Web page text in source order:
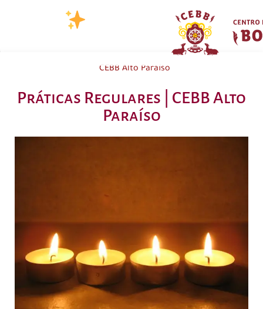
CEBB Alto Paraíso
Práticas Regulares | CEBB Alto
Paraíso